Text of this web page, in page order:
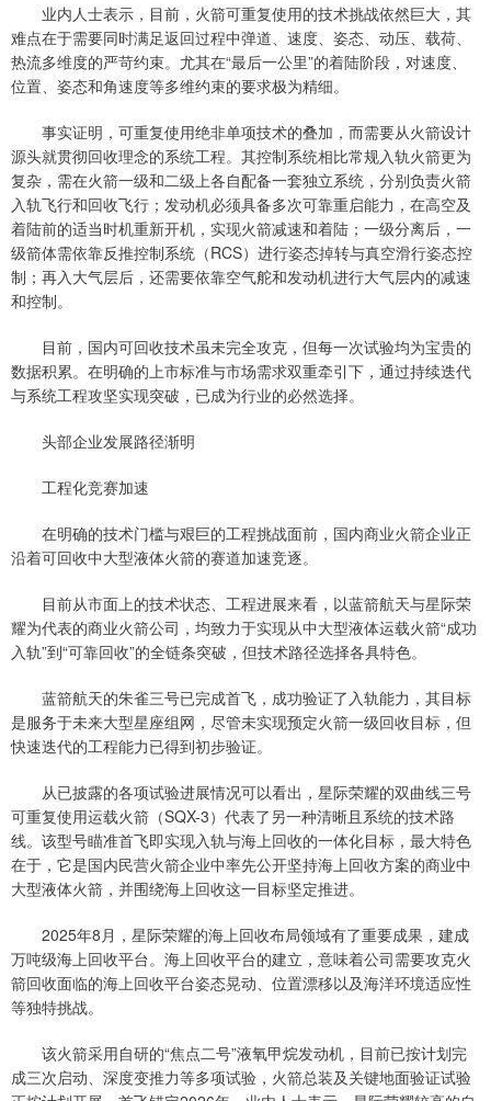
业内人士表示，目前，火箭可重复使用的技术挑战依然巨大，其
难点在于需要同时满足返回过程中弹道、速度、姿态、动压、载荷、
热流多维度的严苛约束。尤其在“最后一公里”的着陆阶段，对速度、
位置、姿态和角速度等多维约束的要求极为精细。
事实证明，可重复使用绝非单项技术的叠加，而需要从火箭设计
源头就贯彻回收理念的系统工程。其控制系统相比常规入轨火箭更为
复杂，需在火箭一级和二级上各自配备一套独立系统，分别负责火箭
入轨飞行和回收飞行；发动机必须具备多次可靠重启能力，在高空及
着陆前的适当时机重新开机，实现火箭减速和着陆；一级分离后，一
级箭体需依靠反推控制系统（RCS）进行姿态掉转与真空滑行姿态控
制；再入大气层后，还需要依靠空气舵和发动机进行大气层内的减速
和控制。
目前，国内可回收技术虽未完全攻克，但每一次试验均为宝贵的
数据积累。在明确的上市标准与市场需求双重牵引下，通过持续迭代
与系统工程攻坚实现突破，已成为行业的必然选择。
头部企业发展路径渐明
工程化竞赛加速
在明确的技术门槛与艰巨的工程挑战面前，国内商业火箭企业正
沿着可回收中大型液体火箭的赛道加速竞逐。
目前从市面上的技术状态、工程进展来看，以蓝箭航天与星际荣
耀为代表的商业火箭公司，均致力于实现从中大型液体运载火箭“成功
入轨”到“可靠回收”的全链条突破，但技术路径选择各具特色。
蓝箭航天的朱雀三号已完成首飞，成功验证了入轨能力，其目标
是服务于未来大型星座组网，尽管未实现预定火箭一级回收目标，但
快速迭代的工程能力已得到初步验证。
从已披露的各项试验进展情况可以看出，星际荣耀的双曲线三号
可重复使用运载火箭（SQX-3）代表了另一种清晰且系统的技术路
线。该型号瞄准首飞即实现入轨与海上回收的一体化目标，最大特色
在于，它是国内民营火箭企业中率先公开坚持海上回收方案的商业中
大型液体火箭，并围绕海上回收这一目标坚定推进。
2025年8月，星际荣耀的海上回收布局领域有了重要成果，建成
万吨级海上回收平台。海上回收平台的建立，意味着公司需要攻克火
箭回收面临的海上回收平台姿态晃动、位置漂移以及海洋环境适应性
等独特挑战。
该火箭采用自研的“焦点二号”液氧甲烷发动机，目前已按计划完
成三次启动、深度变推力等多项试验，火箭总装及关键地面验证试验